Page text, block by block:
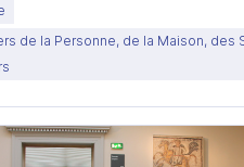
de la Personne, de la Maison, des